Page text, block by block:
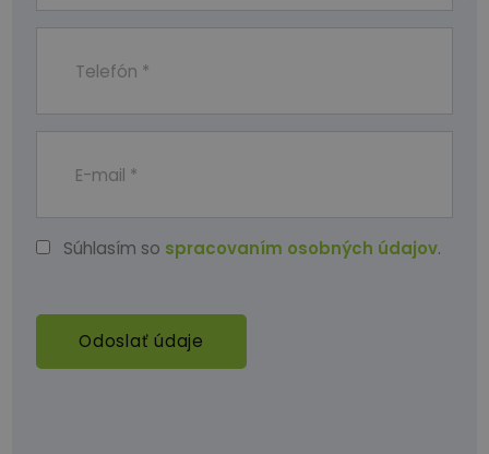
Súhlasím so spracovaním osobných údajov.
Odoslať údaje